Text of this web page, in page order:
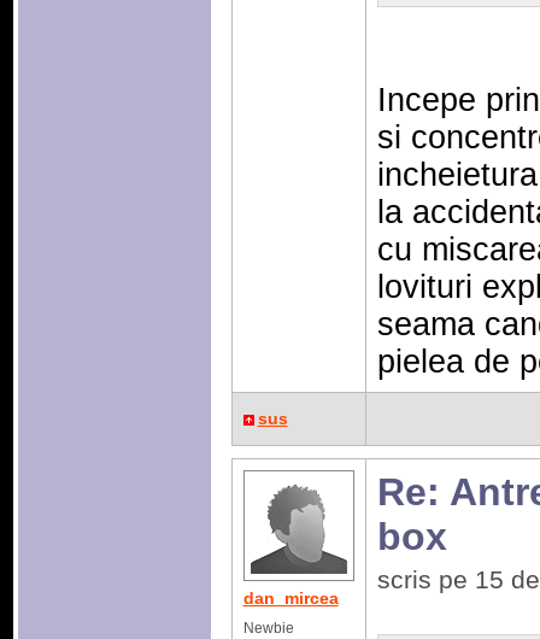
Incepe
si
la
cu
lovituri
seama
pielea de
sus
dan_mircea
Newbie
Re:
box
scris pe 15